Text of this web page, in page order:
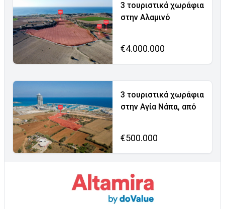
3 τουριστικά χωράφια
στην Αλαμινό
€4.000.000
3 τουριστικά χωράφια
στην Αγία Νάπα, από
€500.000